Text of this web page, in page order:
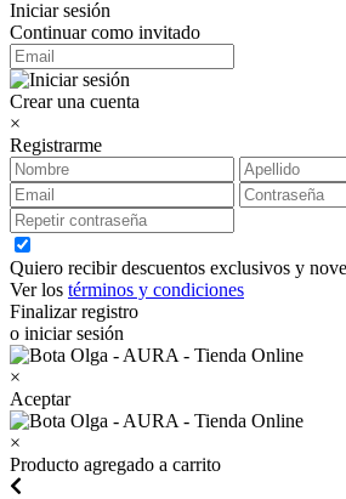
Iniciar sesión
Continuar como invitado
Crear una cuenta
×
Registrarme
Quiero recibir descuentos exclusivos y
Ver los términos y condiciones
Finalizar registro
o iniciar sesión
×
Aceptar
×
Producto agregado a carrito